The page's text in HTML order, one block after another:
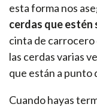
esta forma nos
cerdas que estén
cinta de carrocero
las cerdas varias
que están a punto
Cuando hayas